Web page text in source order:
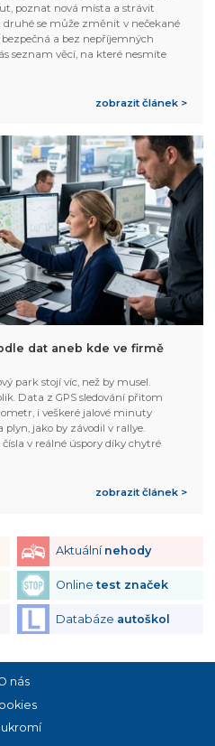
poznat nová místa a strávit
druhé se může změnit v nečekané
a bez nepříjemných
seznam věcí, na které nesmíte
zobrazit článek >
dat aneb kde ve firmě
park stojí víc, než by musel.
Data z GPS sledování přitom
i veškeré jalové minuty
jako by závodil v rallye.
v reálné úspory díky chytré
zobrazit článek >
Aktuální nehody
Onlinetest značek
Databáze autoškol
nás